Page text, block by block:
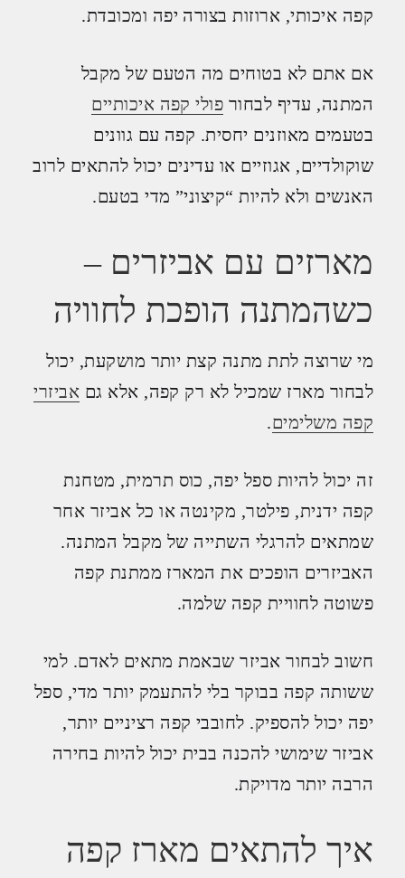
קפה איכותי, ארוזות בצורה יפה ומכובדת.
אם אתם לא בטוחים מה הטעם של מקבל
המתנה, עדיף לבחורפולי קפה איכותיים
בטעמים מאוזנים יחסית. קפה עם גוונים
שוקולדיים, אגוזיים או עדינים יכול להתאים לרוב
האנשים ולא להיות “קיצוני” מדי בטעם.
מארזים עם אביזרים –
כשהמתנה הופכת לחוויה
מי שרוצה לתת מתנה קצת יותר מושקעת, יכול
לבחור מארז שמכיל לא רק קפה, אלא גםאביזרי
קפה משלימים.
זה יכול להיות ספל יפה, כוס תרמית, מטחנת
קפה ידנית, פילטר, מקינטה או כל אביזר אחר
שמתאים להרגלי השתייה של מקבל המתנה.
האביזרים הופכים את המארז ממתנת קפה
פשוטה לחוויית קפה שלמה.
חשוב לבחור אביזר שבאמת מתאים לאדם. למי
ששותה קפה בבוקר בלי להתעמק יותר מדי, ספל
יפה יכול להספיק. לחובבי קפה רציניים יותר,
אביזר שימושי להכנה בבית יכול להיות בחירה
הרבה יותר מדויקת.
איך להתאים מארז קפה